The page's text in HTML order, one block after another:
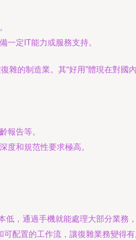
一定IT能力或服務支持。
雜的制造業。其“好用”體現在對
報告等。
度和規范性要求極高。
，通過手機就能處理大部分業務，
配置的工作流，讓復雜業務變得